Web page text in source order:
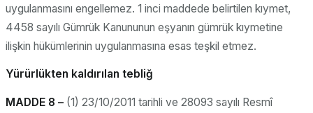
uygulanmasını engellemez. 1 inci maddede belirtilen kıymet,
4458 sayılı Gümrük Kanununun eşyanın gümrük kıymetine
ilişkin hükümlerinin uygulanmasına esas teşkil etmez.
Yürürlükten kaldırılan tebliğ
MADDE 8 – (1) 23/10/2011 tarihli ve 28093 sayılı Resmî